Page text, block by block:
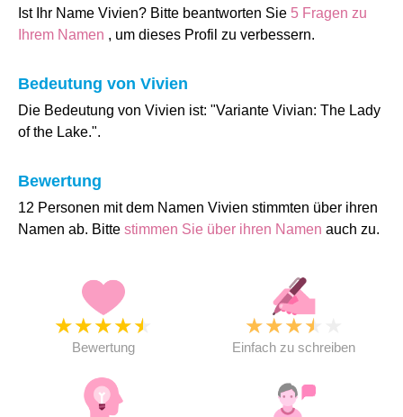
Ist Ihr Name Vivien? Bitte beantworten Sie 5 Fragen zu
Ihrem Namen , um dieses Profil zu verbessern.
Bedeutung von Vivien
Die Bedeutung von Vivien ist: "Variante Vivian: The Lady
of the Lake.".
Bewertung
12 Personen mit dem Namen Vivien stimmten über ihren
Namen ab. Bitte stimmen Sie über ihren Namen auch zu.
★★★★★
Bewertung
★★★★
Einfach zu schreiben